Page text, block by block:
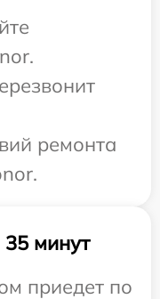
ремонта
минут
приедет по